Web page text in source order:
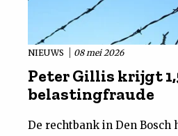
NIEUWS 08 mei 2026
Peter Gillis krijgt
belastingfraude
De rechtbank in Den Bosch